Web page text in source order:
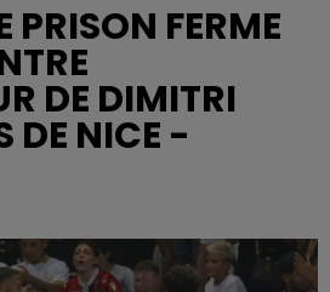
PRISON FERME
DE DIMITRI
DE NICE -